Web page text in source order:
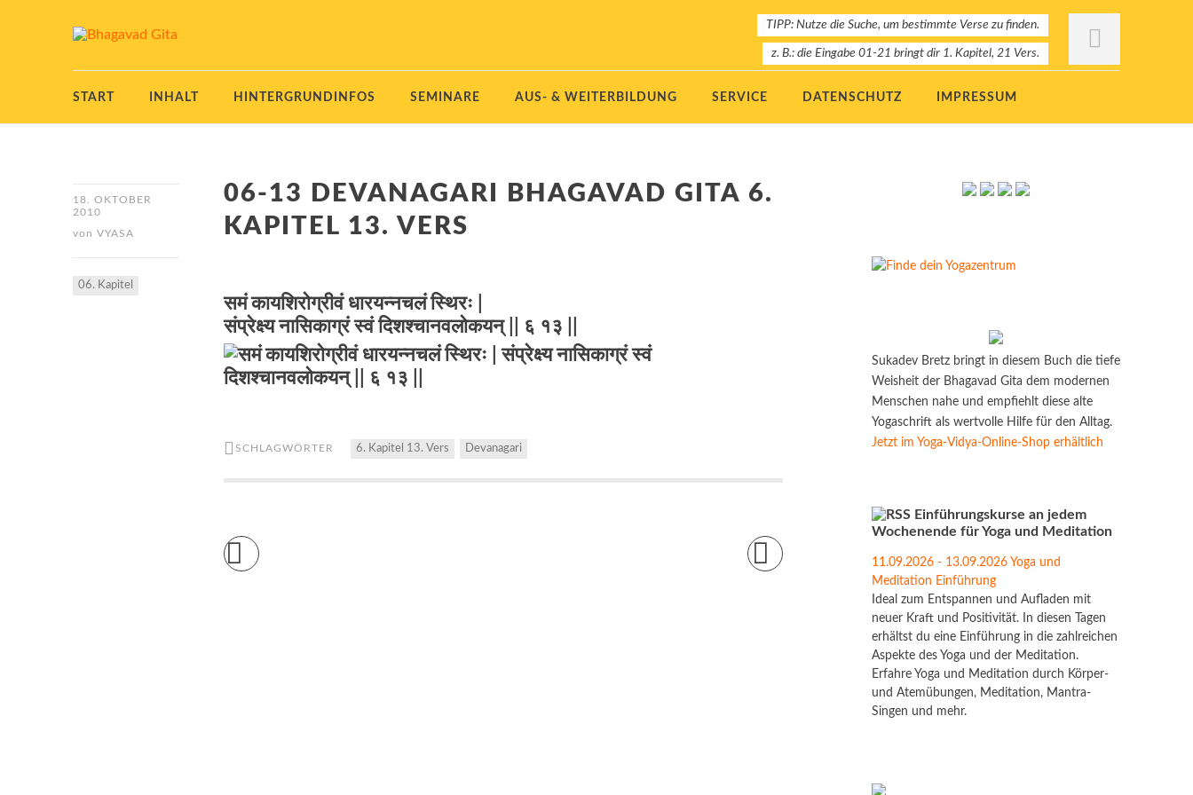
TIPP: Nutze die Suche, um bestimmte Verse zu finden.
z. B.: die Eingabe 01-21 bringt dir 1. Kapitel, 21 Vers.
START INHALT HINTERGRUNDINFOS SEMINARE AUS- & WEITERBILDUNG SERVICE DATENSCHUTZ IMPRESSUM
18. OKTOBER
2010
von VYASA
06. Kapitel
06-13 DEVANAGARI BHAGAVAD GITA 6.
KAPITEL 13. VERS
समं कायशिरोग्रीवं धारयन्नचलं स्थिरः |
संप्रेक्ष्य नासिकाग्रं स्वं दिशश्चानवलोकयन् || ६ १३ ||
SCHLAGWÖRTER 6. Kapitel 13. Vers Devanagari
Sukadev Bretz bringt in diesem Buch die tiefe
Weisheit der Bhagavad Gita dem modernen
Menschen nahe und empfiehlt diese alte
Yogaschrift als wertvolle Hilfe für den Alltag.
Jetzt im Yoga-Vidya-Online-Shop erhältlich
Einführungskurse an jedem
Wochenende für Yoga und Meditation
11.09.2026 - 13.09.2026 Yoga und
Meditation Einführung
Ideal zum Entspannen und Aufladen mit
neuer Kraft und Positivität. In diesen Tagen
erhältst du eine Einführung in die zahlreichen
Aspekte des Yoga und der Meditation.
Erfahre Yoga und Meditation durch Körper-
und Atemübungen, Meditation, Mantra-
Singen und mehr.